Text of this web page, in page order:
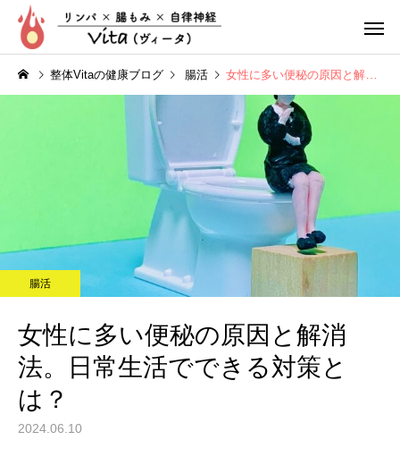
リンパ整体 腸もみ
整体Vitaの健康ブログ 腸活 女性に多い便秘の原因と解消法。日常生活でできる対策とは？
腸活
女性に多い便秘の原因と解消
法。日常生活でできる対策と
は？
2024.06.10